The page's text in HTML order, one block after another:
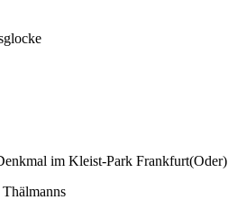
im Kleist-Park Frankfurt(Oder)